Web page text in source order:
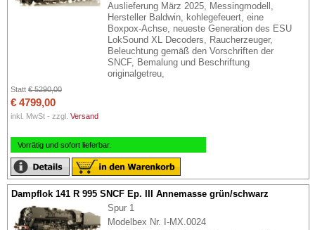
Auslieferung März 2025, Messingmodell,
Hersteller Baldwin, kohlegefeuert, eine
Boxpox-Achse, neueste Generation des ESU
LokSound XL Decoders, Raucherzeuger,
Beleuchtung gemäß den Vorschriften der
SNCF, Bemalung und Beschriftung
originalgetreu,
Statt € 5290,00
€ 4799,00
inkl. MwSt - zzgl. Versand
Vorrätig und sofort lieferbar.
Dampflok 141 R 995 SNCF Ep. III Annemasse grün/schwarz
Spur 1
Modelbex Nr. I-MX.0024